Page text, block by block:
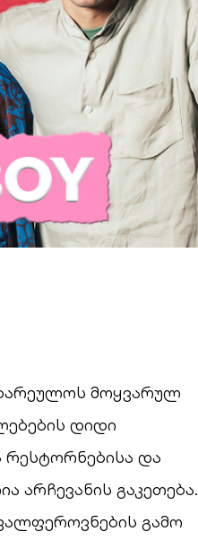
მოყვარულ
დიდი
და
არჩევანის გაკეთება.
გამო